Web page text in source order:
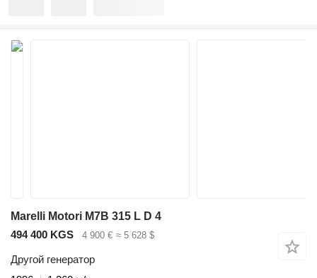
Marelli Motori M7B 315 L D 4
494 400 KGS
4 900 € ≈ 5 628 $
Другой генератор